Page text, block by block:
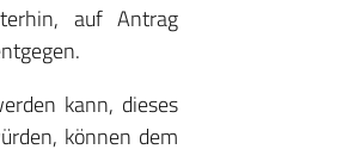
auf Antrag
kann, dieses
können dem